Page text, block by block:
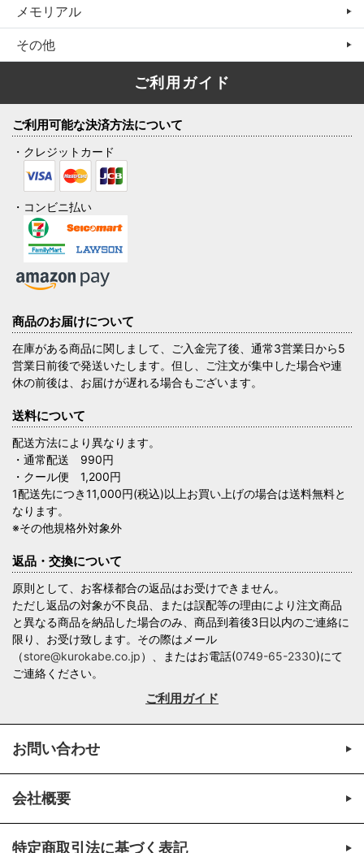
メモリアル
その他
ご利用ガイド
ご利用可能な決済方法について
・クレジットカード
・コンビニ払い
商品のお届けについて
在庫がある商品に関しまして、ご入金完了後、通常3営業日から5
営業日前後で発送いたします。但し、ご注文が集中した場合や連
休の前後は、お届けが遅れる場合もございます。
送料について
配送方法により異なります。
・通常配送 990円
・クール便 1,200円
1配送先につき11,000円(税込)以上お買い上げの場合は送料無料と
なります。
※その他規格外対象外
返品・交換について
原則として、お客様都合の返品はお受けできません。
ただし返品の対象が不良品、または誤配等の理由により注文商品
と異なる商品を納品した場合のみ、商品到着後3日以内のご連絡に
限り、お受け致します。その際はメール
（store@kurokabe.co.jp）、またはお電話(0749-65-2330)にて
ご連絡ください。
ご利用ガイド
お問い合わせ
会社概要
特定商取引法に基づく表記